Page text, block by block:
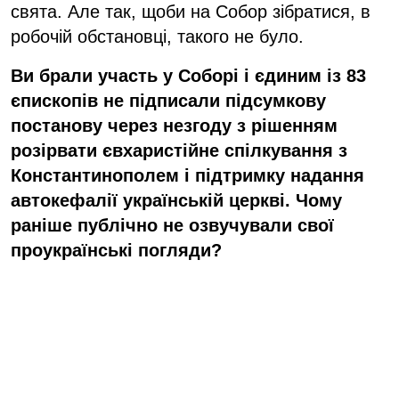
свята. Але так, щоби на Собор зібратися, в
робочій обстановці, такого не було.
Ви брали участь у Соборі і єдиним із 83
єпископів не підписали підсумкову
постанову через незгоду з рішенням
розірвати євхаристійне спілкування з
Константинополем і підтримку надання
автокефалії українській церкві. Чому
раніше публічно не озвучували свої
проукраїнські погляди?